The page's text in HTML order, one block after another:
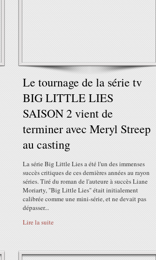
Le tournage de la série tv
BIG LITTLE LIES
SAISON 2 vient de
terminer avec Meryl Streep
au casting
La série Big Little Lies a été l'un des immenses
succès critiques de ces dernières années au rayon
séries. Tiré du roman de l'auteure à succès Liane
Moriarty, "Big Little Lies" était initialement
calibrée comme une mini-série, et ne devait pas
dépasser...
Lire la suite